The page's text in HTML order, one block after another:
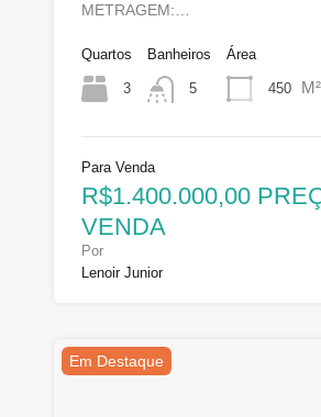
METRAGEM:…
Quartos
3
Banheiros
5
Área
450 M²
Para Venda
R$1.400.000,00
VENDA
Por
Lenoir Junior
Em Destaque